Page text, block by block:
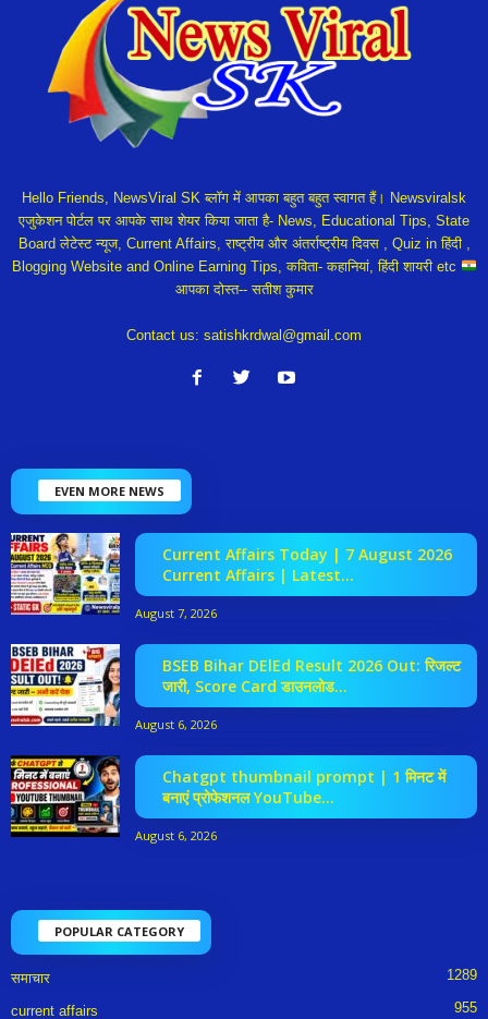
Hello Friends, NewsViral SK ब्लॉग में आपका बहुत बहुत स्वागत हैं। Newsviralsk
एजुकेशन पोर्टल पर आपके साथ शेयर किया जाता है- News, Educational Tips, State
Board लेटेस्ट न्यूज, Current Affairs, राष्ट्रीय और अंतर्राष्ट्रीय दिवस , Quiz in हिंदी ,
Blogging Website and Online Earning Tips, कविता- कहानियां, हिंदी शायरी etc
आपका दोस्त-- सतीश कुमार
Contact us: satishkrdwal@gmail.com
EVEN MORE NEWS
Current Affairs Today | 7 August 2026
Current Affairs | Latest...
August 7, 2026
BSEB Bihar DElEd Result 2026 Out: रिजल्ट
जारी, Score Card डाउनलोड...
August 6, 2026
Chatgpt thumbnail prompt | 1 मिनट में
बनाएं प्रोफेशनल YouTube...
August 6, 2026
POPULAR CATEGORY
समाचार 1289
current affairs 955